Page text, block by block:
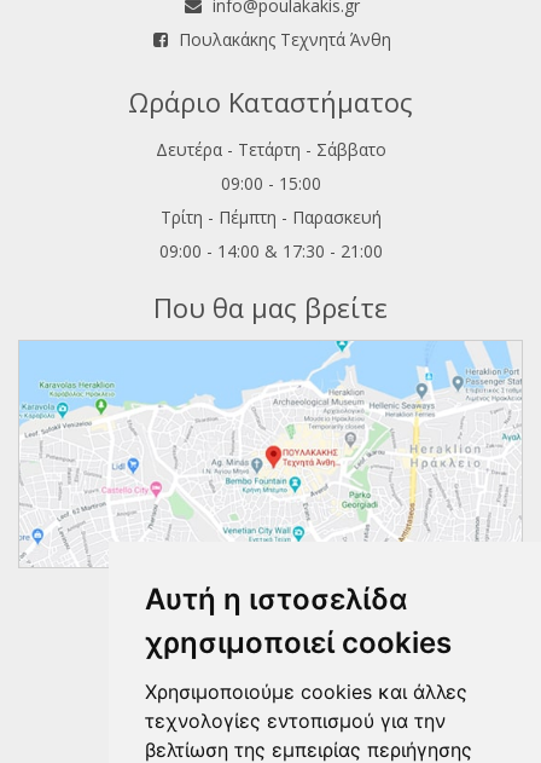
Αυτή η ιστοσελίδα
χρησιμοποιεί cookies
Χρησιμοποιούμε cookies και άλλες
τεχνολογίες εντοπισμού για την
βελτίωση της εμπειρίας περιήγησης
info@poulakakis.gr
Πουλακάκης Τεχνητά Άνθη
Ωράριο Καταστήματος
Δευτέρα - Τετάρτη - Σάββατο
09:00 - 15:00
Τρίτη - Πέμπτη - Παρασκευή
09:00 - 14:00 & 17:30 - 21:00
Που θα μας βρείτε
Ακολουθήστε μας